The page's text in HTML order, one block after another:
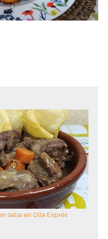
salsa en Olla Exprés